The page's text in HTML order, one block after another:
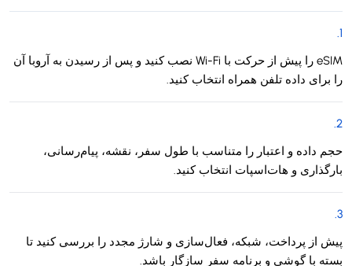
1
.
eSIM را پیش از حرکت با Wi-Fi نصب کنید و پس از رسیدن به آروبا آن
را برای داده تلفن همراه انتخاب کنید.
2
.
حجم داده و اعتبار را متناسب با طول سفر، نقشه، پیام‌رسانی،
بارگذاری و هات‌اسپات انتخاب کنید.
3
.
پیش از پرداخت، شبکه، فعال‌سازی و شارژ مجدد را بررسی کنید تا
بسته با گوشی و برنامه سفر سازگار باشد.